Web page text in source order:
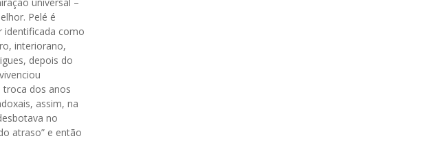
Pelé é
identificada como
interiorano,
depois do
troca dos anos
assim, na
no
atraso” e então